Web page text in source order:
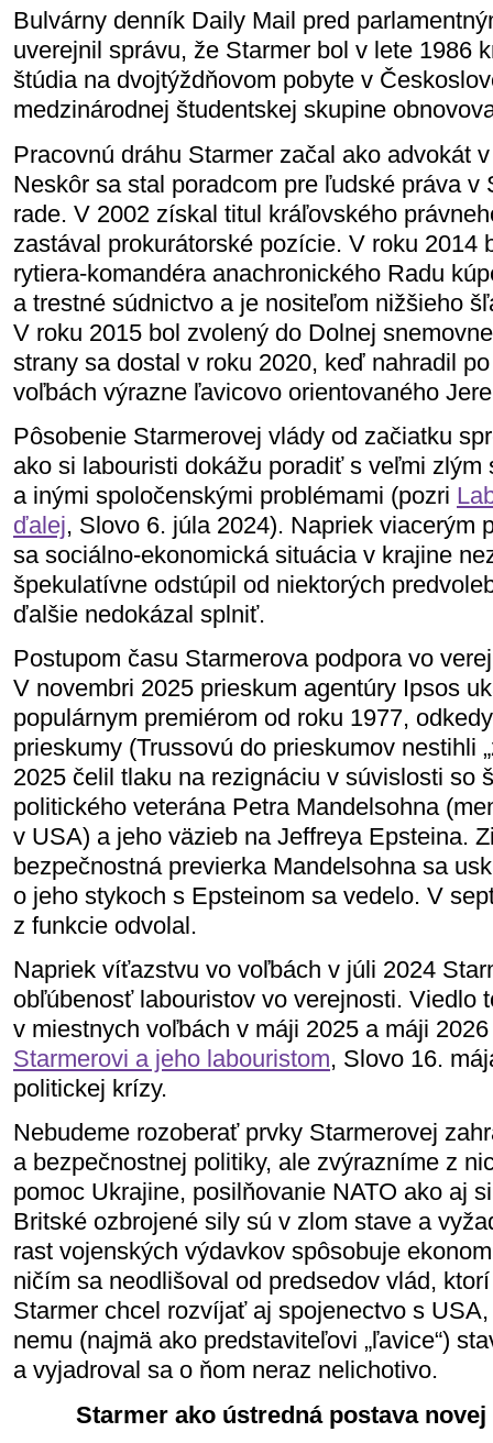
Bulvárny denník Daily Mail pred
uverejnil správu, že Starmer bol v lete 1986
štúdia na dvojtýždňovom pobyte v
medzinárodnej študentskej skupine
Pracovnú dráhu Starmer začal ako advokát
Neskôr sa stal poradcom pre ľudské práva v
rade. V 2002 získal titul kráľovského
zastával prokurátorské pozície. V roku 2014
rytiera-komandéra anachronického Radu
a trestné súdnictvo a je nositeľom nižšieho
V roku 2015 bol zvolený do Dolnej
strany sa dostal v roku 2020, keď nahradil
voľbách výrazne ľavicovo orientovaného
Pôsobenie Starmerovej vlády od začiatku
ako si labouristi dokážu poradiť s veľmi zlým
a inými spoločenskými problémami (pozri
ďalej, Slovo 6. júla 2024). Napriek viacerým
sa sociálno-ekonomická situácia v krajine
špekulatívne odstúpil od niektorých
ďalšie nedokázal splniť.
Postupom času Starmerova podpora vo
V novembri 2025 prieskum agentúry Ipsos
populárnym premiérom od roku 1977,
prieskumy (Trussovú do prieskumov nestihli
2025 čelil tlaku na rezignáciu v súvislosti so
politického veterána Petra Mandelsohna
v USA) a jeho väzieb na Jeffreya Epsteina.
bezpečnostná previerka Mandelsohna sa
o jeho stykoch s Epsteinom sa vedelo. V
z funkcie odvolal.
Napriek víťazstvu vo voľbách v júli 2024
obľúbenosť labouristov vo verejnosti. Viedlo
v miestnych voľbách v máji 2025 a máji
Starmerovi a jeho labouristom, Slovo 16.
politickej krízy.
Nebudeme rozoberať prvky Starmerovej
a bezpečnostnej politiky, ale zvýrazníme z
pomoc Ukrajine, posilňovanie NATO ako aj
Britské ozbrojené sily sú v zlom stave a
rast vojenských výdavkov spôsobuje
ničím sa neodlišoval od predsedov vlád,
Starmer chcel rozvíjať aj spojenectvo s
nemu (najmä ako predstaviteľovi „ľavice“)
a vyjadroval sa o ňom neraz nelichotivo.
Starmer ako ústredná postava